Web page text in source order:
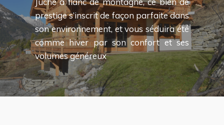
prestige s’inscrit de façon parfaite dans
son environnement, et vous séduira été
comme hiver par son confort et ses
volumes généreux